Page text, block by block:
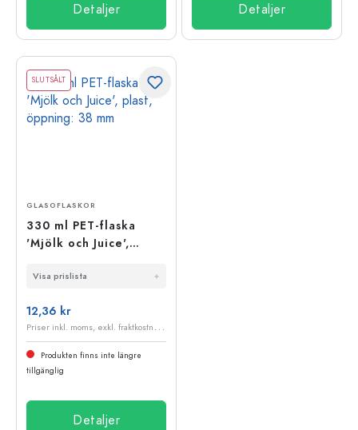
Detaljer Detaljer
SLUTSÅLT
GLASOFLASKOR
330 ml PET-flaska
'Mjölk och Juice',
Visa prislista
12,36 kr
P
riser inkl. moms, exkl. fraktkostnader
Produkten finns inte längre
tillgänglig
Detaljer